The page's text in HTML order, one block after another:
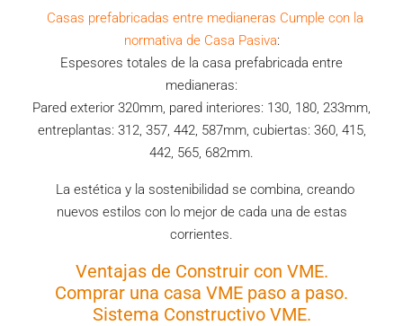
Casas prefabricadas entre medianeras Cumple con la
normativa de Casa Pasiva:
Espesores totales de la casa prefabricada entre
medianeras:
Pared exterior 320mm, pared interiores: 130, 180, 233mm,
entreplantas: 312, 357, 442, 587mm, cubiertas: 360, 415,
442, 565, 682mm.
La estética y la sostenibilidad se combina, creando
nuevos estilos con lo mejor de cada una de estas
corrientes.
Ventajas de Construir con VME.
Comprar una casa VME paso a paso.
Sistema Constructivo VME.